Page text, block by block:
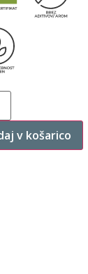
v košarico